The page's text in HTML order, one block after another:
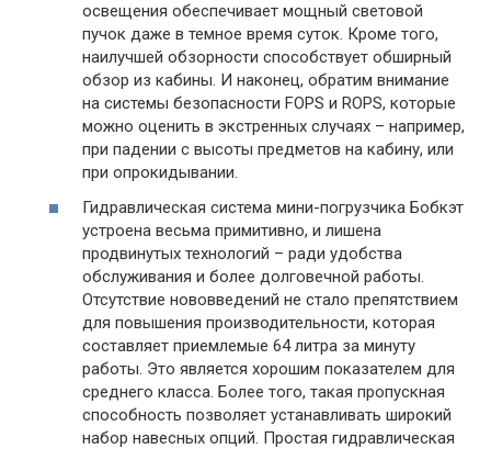
освещения обеспечивает мощный световой
пучок даже в темное время суток. Кроме того,
наилучшей обзорности способствует обширный
обзор из кабины. И наконец, обратим внимание
на системы безопасности FOPS и ROPS, которые
можно оценить в экстренных случаях – например,
при падении с высоты предметов на кабину, или
при опрокидывании.
Гидравлическая система мини-погрузчика Бобкэт
устроена весьма примитивно, и лишена
продвинутых технологий – ради удобства
обслуживания и более долговечной работы.
Отсутствие нововведений не стало препятствием
для повышения производительности, которая
составляет приемлемые 64 литра за минуту
работы. Это является хорошим показателем для
среднего класса. Более того, такая пропускная
способность позволяет устанавливать широкий
набор навесных опций. Простая гидравлическая